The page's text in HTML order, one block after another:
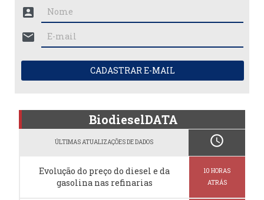
account_box
mail
CADASTRAR E-MAIL
BiodieselDATA
ÚLTIMAS ATUALIZAÇÕES DE DADOS schedule
Evolução do preço do diesel e da
gasolina nas refinarias
10 HORAS
ATRÁS